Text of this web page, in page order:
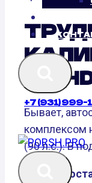
+7 (931) 999-
2.0
Бывает,
комплексом
(90 л.с.). В